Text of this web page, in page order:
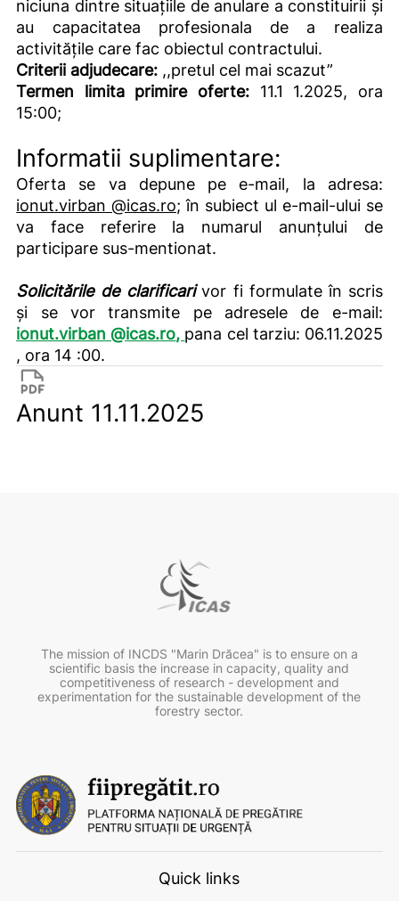
niciuna dintre situațiile de anulare a constituirii și
au capacitatea profesionala de a realiza
activitățile care fac obiectul contractului.
Criterii adjudecare: ,,pretul cel mai scazut”
Termen limita primire oferte: 11.1 1.2025, ora
15:00;
Informatii suplimentare:
Oferta se va depune pe e-mail, la adresa:
ionut.virban @icas.ro; în subiect ul e-mail-ului se
va face referire la numarul anunțului de
participare sus-mentionat.
Solicitările de clarificarivor fi formulate în scris
și se vor transmite pe adresele de e-mail:
ionut.virban @icas.ro, pana cel tarziu: 06.11.2025
, ora 14 :00.
Anunt 11.11.2025
The mission of INCDS "Marin Drăcea" is to ensure on a
scientific basis the increase in capacity, quality and
competitiveness of research - development and
experimentation for the sustainable development of the
forestry sector.
Quick links